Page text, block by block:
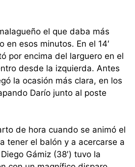
el que daba más
en esos minutos. En el 14′
por encima del larguero en el
desde la izquierda. Antes
la ocasión más clara, en los
Darío junto al poste
de hora cuando se animó el
tener el balón y a acercarse a
Gámiz (38′) tuvo la